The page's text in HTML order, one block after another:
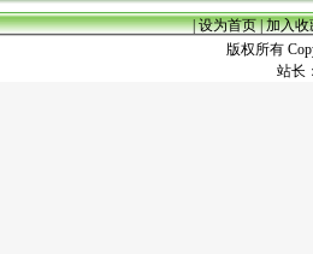
|设为首页|加入收
版权所有
站长